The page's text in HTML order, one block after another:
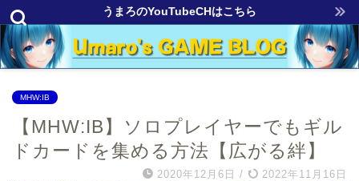
うまろのYouTubeCHはこちら
MHW:IB
【MHW:IB】ソロプレイヤーでもギル
ドカードを集める方法【広がる絆】
2020年12月6日 / 2022年11月16日